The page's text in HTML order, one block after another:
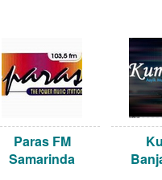
Paras FM
Samarinda